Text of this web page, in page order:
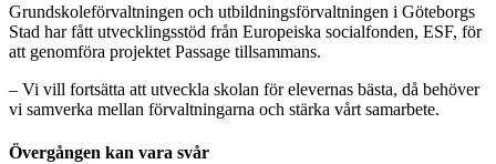
Grundskoleförvaltningen och utbildningsförvaltningen i Göteborgs
Stad har fått utvecklingsstöd från Europeiska socialfonden, ESF, för
att genomföra projektet Passage tillsammans.
– Vi vill fortsätta att utveckla skolan för elevernas bästa, då behöver
vi samverka mellan förvaltningarna och stärka vårt samarbete.
Övergången kan vara svår